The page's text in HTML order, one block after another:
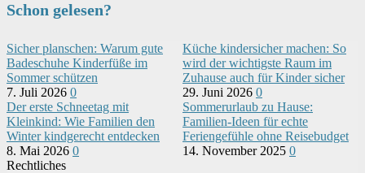
Schon gelesen?
Sicher planschen: Warum gute
Badeschuhe Kinderfüße im
Sommer schützen
7. Juli 2026 0
Küche kindersicher machen: So
wird der wichtigste Raum im
Zuhause auch für Kinder sicher
29. Juni 2026 0
Der erste Schneetag mit
Kleinkind: Wie Familien den
Winter kindgerecht entdecken
8. Mai 2026 0
Sommerurlaub zu Hause:
Familien-Ideen für echte
Feriengefühle ohne Reisebudget
14. November 2025 0
Rechtliches